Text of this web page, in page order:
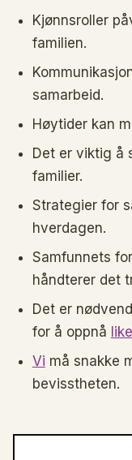
Kjønnsroller
familien.
samarbeid.
Høytider kan
Det er viktig å
familier.
Strategier for
hverdagen.
Samfunnets
håndterer det
Det er
for å oppnå
Vi må snakke
bevisstheten.